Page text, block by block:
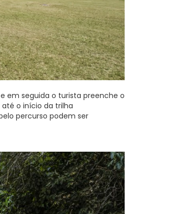
em seguida o turista preenche o
o início da trilha
percurso podem ser